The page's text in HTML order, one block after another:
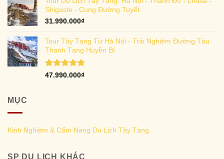
Shigaste - Cung Đường Tuyết
31.990.000₫
Tour Tây Tạng Từ Hà Nội - Trải Nghiệm Đường Tàu
Thanh Tạng Huyền Bí
Rated 5.00
47.990.000₫
MỤC
Kinh Nghiệm & Cẩm Nang Du Lịch Tây Tạng
SP DU LỊCH KHÁC